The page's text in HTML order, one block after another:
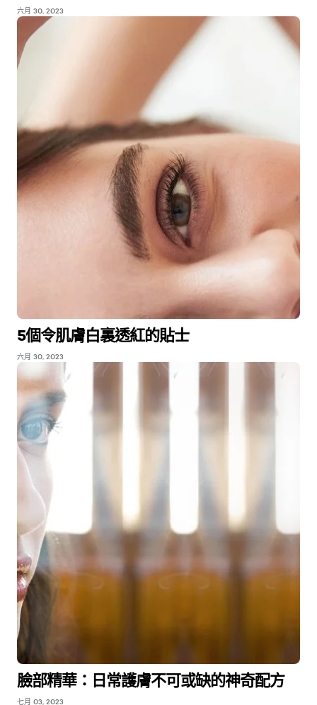
六月 30, 2023
5個令肌膚白裏透紅的貼士
六月 30, 2023
臉部精華：日常護膚不可或缺的神奇配方
七月 03, 2023